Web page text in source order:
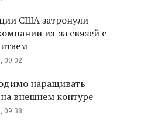
США затронули
из-за связей с
09:02
наращивать
внешнем контуре
09:38